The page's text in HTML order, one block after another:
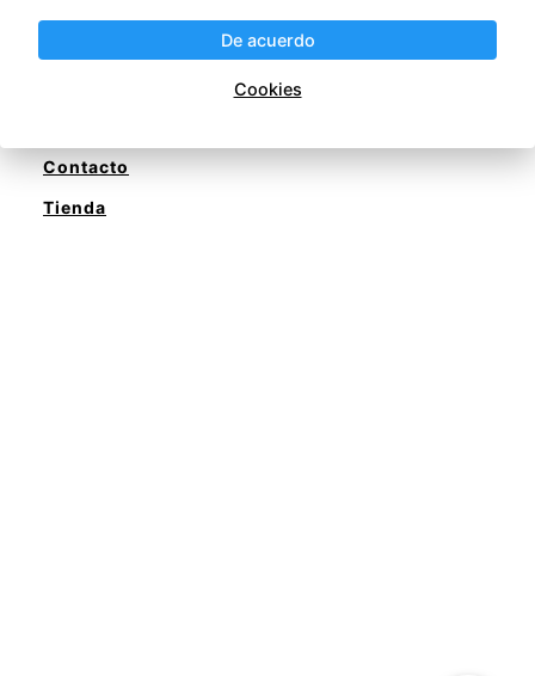
Politicas de Privacidad.
Políticas de Devoluciones y Reembolsos
Contacto
Tienda
De acuerdo
Cookies